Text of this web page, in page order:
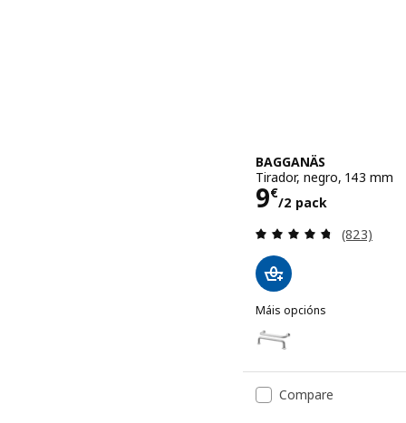
BAGGANÄS
Tirador, negro, 143 mm
9€
/2 pack
Prezo 9€/2
Revisión:
(823)
Máis opcións
Opción: BAGGANÄS,
Opción: BAGGANÄS,
Opción: BAGGANÄS,
Compare